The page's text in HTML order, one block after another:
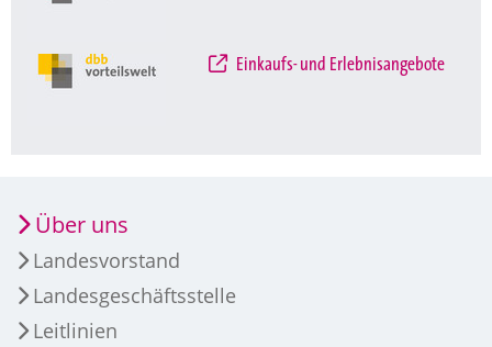
Einkaufs- und Erlebnisangebote
Über uns
Landesvorstand
Landesgeschäftsstelle
Leitlinien